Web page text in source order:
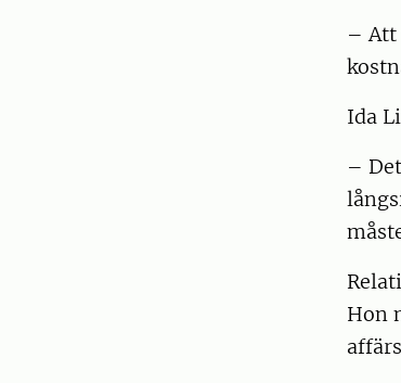
– Att
Ida
–
Hon